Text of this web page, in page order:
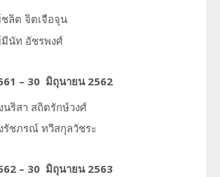
ลิต จิตเจือจุน
นัท อัชรพงศ์
– 30 มิถุนายน 2562
ริสา สถิตรักษ์วงศ์
รัชภรณ์ ทวีสกุลวัชระ
– 30 มิถุนายน 2563